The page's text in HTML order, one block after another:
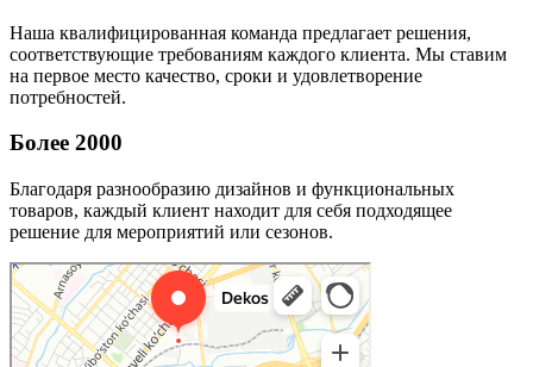
Наша квалифицированная команда предлагает решения,
соответствующие требованиям каждого клиента. Мы ставим
на первое место качество, сроки и удовлетворение
потребностей.
Более 2000
Благодаря разнообразию дизайнов и функциональных
товаров, каждый клиент находит для себя подходящее
решение для мероприятий или сезонов.